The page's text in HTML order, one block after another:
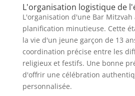
L'organisation logistique de
L'organisation d'une Bar
planification minutieuse. Cette
la vie d'un jeune garçon de 13
coordination précise entre les
religieux et festifs. Une bonne
d'offrir une célébration
personnalisée.